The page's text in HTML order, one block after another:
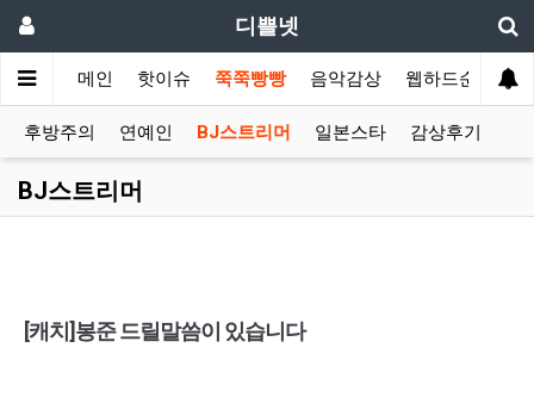
디쁠넷
메인 핫이슈 쭉쭉빵빵 음악감상 웹하드순위
후방주의 연예인 BJ스트리머 일본스타 감상후기
BJ스트리머
[캐치]봉준 드릴말씀이 있습니다